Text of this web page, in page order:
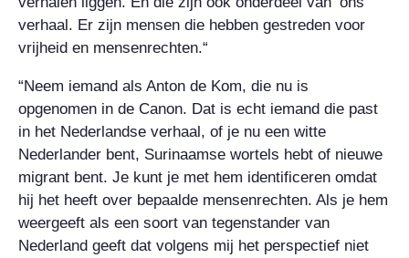
verhaal. Er zijn mensen die hebben gestreden voor
vrijheid en mensenrechten.“
“Neem iemand als Anton de Kom, die nu is
opgenomen in de Canon. Dat is echt iemand die past
in het Nederlandse verhaal, of je nu een witte
Nederlander bent, Surinaamse wortels hebt of nieuwe
migrant bent. Je kunt je met hem identificeren omdat
hij het heeft over bepaalde mensenrechten. Als je hem
weergeeft als een soort van tegenstander van
Nederland geeft dat volgens mij het perspectief niet